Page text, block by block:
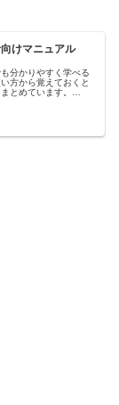
けマニュアル
分かりやすく学べる
方から覚えておくと
とめています。